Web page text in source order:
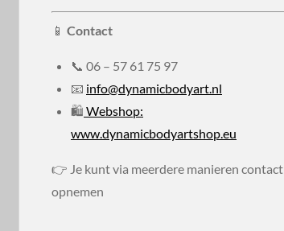
📱 Contact
📞 06 – 57 61 75 97
📧 info@dynamicbodyart.nl
🛍 Webshop:
www.dynamicbodyartshop.eu
👉 Je kunt via meerdere manieren contact
opnemen